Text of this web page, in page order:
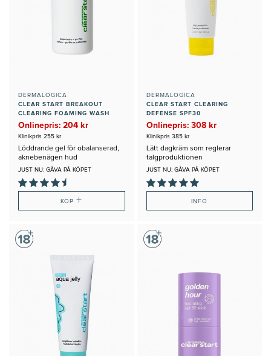
DERMALOGICA
CLEAR START BREAKOUT
CLEARING FOAMING WASH
Onlinepris: 204 kr
Klinikpris 255 kr
Löddrande gel för obalanserad,
aknebenägen hud
JUST NU: GÅVA PÅ KÖPET
KÖP+
DERMALOGICA
CLEAR START CLEARING
DEFENSE SPF30
Onlinepris: 308 kr
Klinikpris 385 kr
Lätt dagkräm som reglerar
talgproduktionen
JUST NU: GÅVA PÅ KÖPET
INFO